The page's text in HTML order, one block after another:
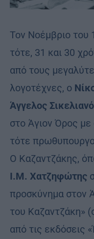
Τον Νοέμβριο του
τότε, 31 και 30
από τους
λογοτέχνες, ο
Άγγελος
στο Άγιον Όρος με
τότε
Ο Καζαντζάκης,
Ι.Μ. Χατζηφώτης
προσκύνημα στον
του Καζαντζάκη»
από τις εκδόσεις